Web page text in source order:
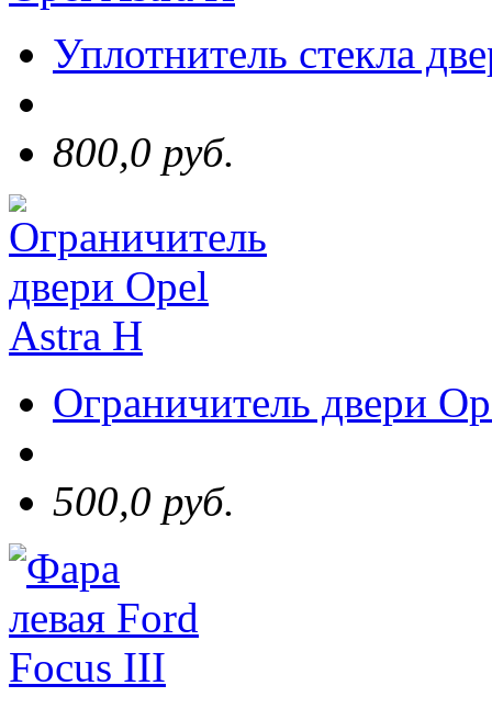
Уплотнитель стекла
800,0 руб.
Ограничитель двери
500,0 руб.